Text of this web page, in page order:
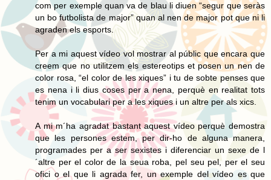
com per exemple quan va de blau li diuen “segur que seràs
un bo futbolista de major” quan al nen de major pot que ni li
agraden els esports.
Per a mi aquest vídeo vol mostrar al públic que encara que
creem que no utilitzem els estereotips et posen un nen de
color rosa, “el color de les xiques” i tu de sobte penses que
es nena i li dius coses per a nena, perquè en realitat tots
tenim un vocabulari per a les xiques i un altre per als xics.
A mi m´ha agradat bastant aquest vídeo perquè demostra
que les persones estem, per dir-ho de alguna manera,
programades per a ser sexistes i diferenciar un sexe de l
´altre per el color de la seua roba, pel seu pel, per el seu
ofici o el que li agrada fer, un exemple del vídeo es que